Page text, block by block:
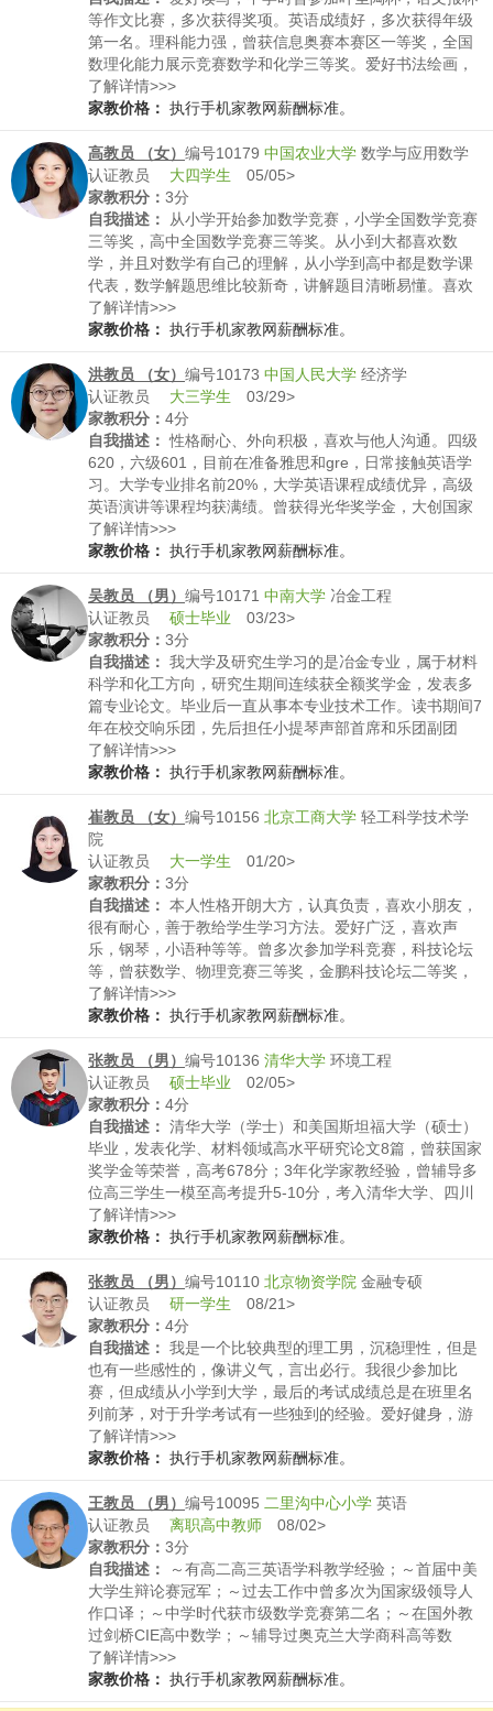
等作文比赛，多次获得奖项。英语成绩好，多次获得年级
第一名。理科能力强，曾获信息奥赛本赛区一等奖，全国
数理化能力展示竞赛数学和化学三等奖。爱好书法绘画，
硬笔书法曾多次在年级中印刷展示。性格乐观阳光，比较
慢热，但很有耐心，愿意开解学生在学习生活方面的问
了解详情>>>
家教价格： 执行手机家教网薪酬标准。
高教员 （女） 编号10179 中国农业大学 数学与应用数学
认证教员 大四学生 05/05>
家教积分： 3分
自我描述：
从小学开始参加数学竞赛，小学全国数学竞赛
三等奖，高中全国数学竞赛三等奖。从小到大都喜欢数
学，并且对数学有自己的理解，从小学到高中都是数学课
代表，数学解题思维比较新奇，讲解题目清晰易懂。喜欢
玩数独和运动。性格活泼开朗。
了解详情>>>
家教价格： 执行手机家教网薪酬标准。
洪教员 （女） 编号10173 中国人民大学 经济学
认证教员 大三学生 03/29>
家教积分： 4分
自我描述： 性格耐心、外向积极，喜欢与他人沟通。四级
620，六级601，目前在准备雅思和gre，日常接触英语学
习。大学专业排名前20%，大学英语课程成绩优异，高级
英语演讲等课程均获满绩。曾获得光华奖学金，大创国家
级。
了解详情>>>
家教价格： 执行手机家教网薪酬标准。
吴教员 （男） 编号10171 中南大学 冶金工程
认证教员 硕士毕业 03/23>
家教积分： 3分
自我描述： 我大学及研究生学习的是冶金专业，属于材料
科学和化工方向，研究生期间连续获全额奖学金，发表多
篇专业论文。毕业后一直从事本专业技术工作。读书期间7
年在校交响乐团，先后担任小提琴声部首席和乐团副团
长，演奏经验丰富。从毕业至今从事理工科技术工作，具
备良好的论文写作和技术研究经验。为人认知负责，综合
力，帮助更多小朋友和大朋友。
了解详情>>>
家教价格： 执行手机家教网薪酬标准。
崔教员 （女） 编号10156 北京工商大学 轻工科学技术学
院
认证教员 大一学生 01/20>
家教积分： 3分
自我描述： 本人性格开朗大方，认真负责，喜欢小朋友，
很有耐心，善于教给学生学习方法。爱好广泛，喜欢声
乐，钢琴，小语种等等。曾多次参加学科竞赛，科技论坛
等，曾获数学、物理竞赛三等奖，金鹏科技论坛二等奖，
科技创新大赛三等奖。
了解详情>>>
家教价格： 执行手机家教网薪酬标准。
张教员 （男） 编号10136 清华大学 环境工程
认证教员 硕士毕业 02/05>
家教积分： 4分
自我描述： 清华大学（学士）和美国斯坦福大学（硕士）
毕业，发表化学、材料领域高水平研究论文8篇，曾获国家
奖学金等荣誉，高考678分；3年化学家教经验，曾辅导多
位高三学生一模至高考提升5-10分，考入清华大学、四川
大学等高校。熟悉北京市初高中化学教学要求及中高考化
学命题思路，善于激发学生学习化学的兴趣，使学生掌握
的能力，进而培养化学学科核心素养。
了解详情>>>
家教价格： 执行手机家教网薪酬标准。
张教员 （男） 编号10110 北京物资学院 金融专硕
认证教员 研一学生 08/21>
家教积分： 4分
自我描述： 我是一个比较典型的理工男，沉稳理性，但是
也有一些感性的，像讲义气，言出必行。我很少参加比
赛，但成绩从小学到大学，最后的考试成绩总是在班里名
列前茅，对于升学考试有一些独到的经验。爱好健身，游
泳，下棋，动漫，音乐。有一定专业的金融和健身知识。
了解详情>>>
家教价格： 执行手机家教网薪酬标准。
王教员 （男） 编号10095 二里沟中心小学 英语
认证教员 离职高中教师 08/02>
家教积分： 3分
自我描述：
～有高二高三英语学科教学经验；～首届中美
大学生辩论赛冠军；～过去工作中曾多次为国家级领导人
作口译；～中学时代获市级数学竞赛第二名；～在国外教
过剑桥CIE高中数学；～辅导过奥克兰大学商科高等数
学；～对中外素质教育颇有自己的观察；～从小受中国传
统文化熏陶；～现致力于对外汉语教学及中国传统文化的
了解详情>>>
家教价格： 执行手机家教网薪酬标准。